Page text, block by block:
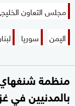
مجلس التعاون
اليمن
سوريا
منظمة شنغهاي
بالمدنيين في